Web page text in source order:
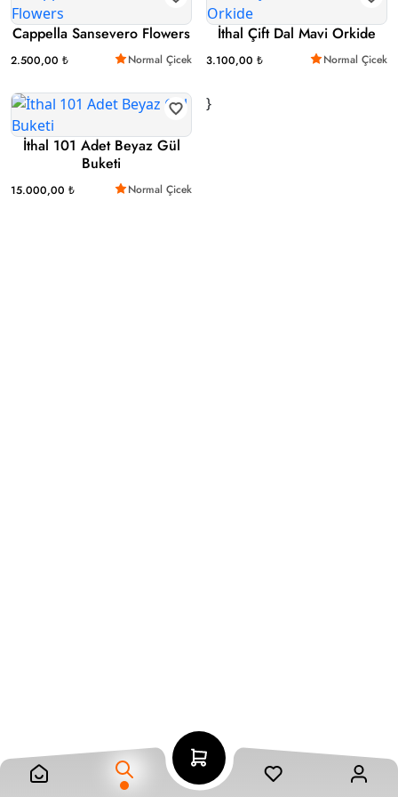
Cappella Sansevero Flowers
2.500,00 ₺ Normal Çicek
İthal Çift Dal Mavi Orkide
3.100,00 ₺ Normal Çicek
İthal 101 Adet Beyaz Gül
Buketi
15.000,00 ₺ Normal Çicek
}